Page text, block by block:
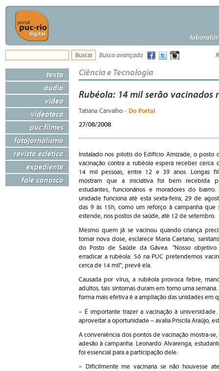
Busca avançada
texto
áudio
vídeo
videoteca
puc filmes
fotojornalismo
revista eclética
expediente
fale conosco
Ciência e Tecnologia
Rubéola: 14 mil serão vacinados
Tatiana Carvalho - Do Portal
27/08/2008
Instalado nos pilotis do Edifício Amizade, o posto
vacinação contra a rubéola espera receber cerca
14 mil pessoas, entre 12 e 39 anos. Longas
mostram que a iniciativa foi bem recebida
estudantes, funcionários e moradores do bairro.
unidade funciona até esta sexta-feira, 29 de
das 9 às 15h, como um reforço à campanha que
estende, nos postos de saúde, até 12 de setembro.
Mesmo quem já se vacinou quando criança
tomar nova dose, esclarece Maria Caetano,
do Posto de Saúde da Gávea. "Nosso
erradicar a rubéola. Só na PUC pretendemos
cerca de 14 mil", prevê ela.
Causada por vírus, a rubéola provoca febre,
adultos, tais sintomas duram em torno uma
forma mais efetiva é a ampliação das unidades em
– É importante trazer a vacinação à
aproveitar a oportunidade – avalia Priscila Araújo,
A conveniência dos pontos de vacinação mostra-
adesão à campanha. Leonardo Alvarenga,
foi essencial para a participação dele:
– Dificilmente me vacinaria se não houvesse